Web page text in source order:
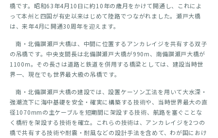
橋です。昭和63年4月10日に約10年の歳月をかけて開通し、これによ
って本州と四国が有史以来はじめて陸路でつながれました。瀬戸大橋
は、来年4月に開通30周年を迎えます。
南・北備讃瀬戸大橋は、中間に位置するアンカレイジを共有する双子
の吊橋です。中央支間長は北備讃瀬戸大橋が990m、南備讃瀬戸大橋が
1100m。その長さは道路と鉄道を併用する橋梁としては、建設当時世
界一、現在でも世界最大級の吊橋です。
南・北備讃瀬戸大橋の建設では、設置ケーソン工法を用いて大水深・
強潮流下に海中基礎を安全・確実に構築する技術や、当時世界最大の直
径1070mmの主ケーブルを短期間に架設する技術、航路を塞ぐことな
く橋桁を架設する技術を確立。これらの技術は、アンカレイジを2つの
橋で共有する技術や耐震・耐風などの設計手法を含めて、わが国におけ